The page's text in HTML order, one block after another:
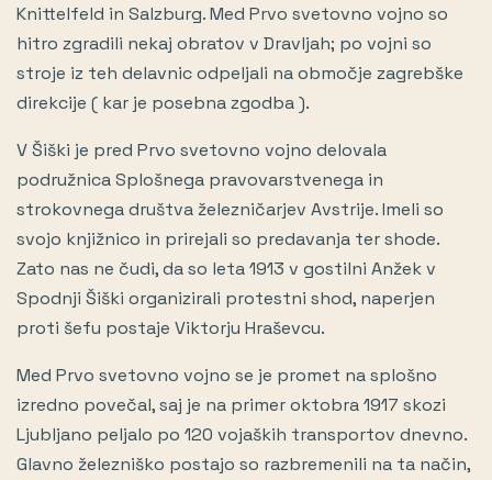
Knittelfeld in Salzburg. Med Prvo svetovno vojno so
hitro zgradili nekaj obratov v Dravljah; po vojni so
stroje iz teh delavnic odpeljali na območje zagrebške
direkcije ( kar je posebna zgodba ).
V Šiški je pred Prvo svetovno vojno delovala
podružnica Splošnega pravovarstvenega in
strokovnega društva železničarjev Avstrije. Imeli so
svojo knjižnico in prirejali so predavanja ter shode.
Zato nas ne čudi, da so leta 1913 v gostilni Anžek v
Spodnji Šiški organizirali protestni shod, naperjen
proti šefu postaje Viktorju Hraševcu.
Med Prvo svetovno vojno se je promet na splošno
izredno povečal, saj je na primer oktobra 1917 skozi
Ljubljano peljalo po 120 vojaških transportov dnevno.
Glavno železniško postajo so razbremenili na ta način,